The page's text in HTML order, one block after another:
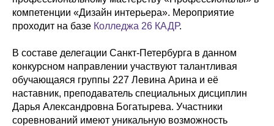
компетенции «Дизайн интерьера». Мероприятие
проходит на базе Колледжа 26 КАДР.
В составе делегации Санкт-Петербурга в данном
конкурсном направлении участвуют талантливая
обучающаяся группы 227 Левина Арина и её
наставник, преподаватель специальных дисциплин
Дарья Александровна Богатырева. Участники
соревнований имеют уникальную возможность